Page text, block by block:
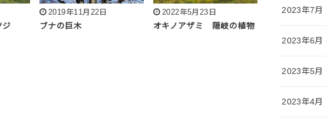
ジ
2019年11月22日
ブナの巨木
2022年5月23日
オキノアザミ 隠岐の植物
2023年7月
2023年6月
2023年5月
2023年4月